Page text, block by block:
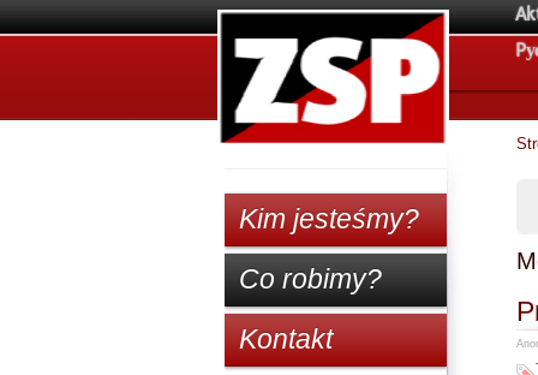
Kim jesteśmy?
Co robimy?
Kontakt